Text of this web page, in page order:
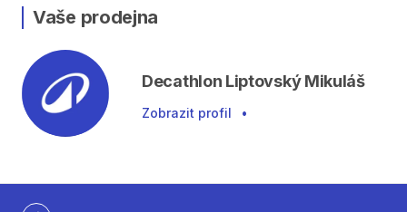
Vaše prodejna
Decathlon Liptovský Mikuláš
Zobrazit profil •